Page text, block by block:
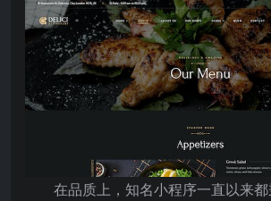
在品质上，知名小程序一直以来